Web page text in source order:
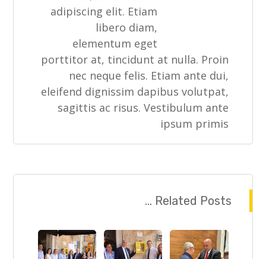
adipiscing elit. Etiam
libero diam,
elementum eget
porttitor at, tincidunt at nulla. Proin
nec neque felis. Etiam ante dui,
eleifend dignissim dapibus volutpat,
sagittis ac risus. Vestibulum ante
ipsum primis
Related Posts ...